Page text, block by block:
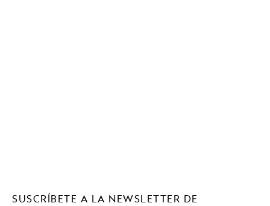
SUSCRÍBETE A LA NEWSLETTER DE